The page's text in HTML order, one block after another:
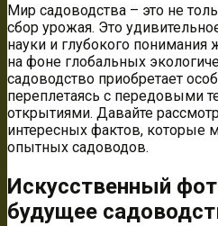
Мир садоводства – это не
сбор урожая. Это
науки и глубокого
на фоне глобальных
садоводство приобретает
переплетаясь с передовыми
открытиями. Давайте
интересных фактов, которые
опытных садоводов.
Искусственный
будущее